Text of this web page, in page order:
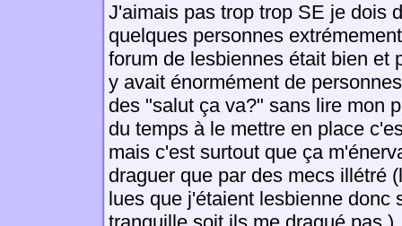
J'aimais pas trop trop SE je dois
quelques personnes
forum de lesbiennes était bien et
y avait énormément de
des "salut ça va?" sans lire mon
du temps à le mettre en place
mais c'est surtout que ça
draguer que par des mecs illétré
lues que j'étaient lesbienne donc